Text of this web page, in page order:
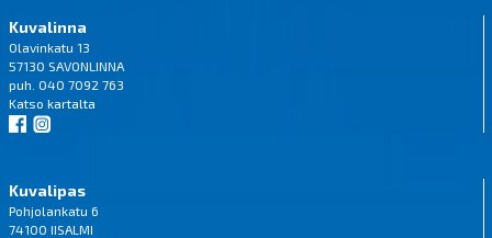
Kuvalinna
Olavinkatu 13
57130 SAVONLINNA
puh. 040 7092 763
Katso kartalta
Kuvalipas
Pohjolankatu 6
74100 IISALMI